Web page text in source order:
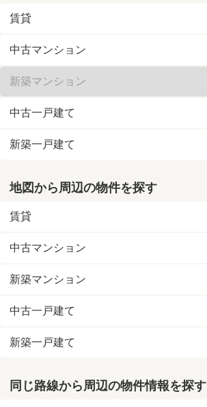
賃貸
中古マンション
新築マンション
中古一戸建て
新築一戸建て
地図から周辺の物件を探す
賃貸
中古マンション
新築マンション
中古一戸建て
新築一戸建て
同じ路線から周辺の物件情報を探す